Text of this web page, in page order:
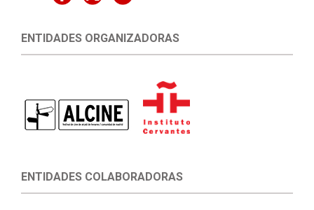
ENTIDADES ORGANIZADORAS
ENTIDADES COLABORADORAS